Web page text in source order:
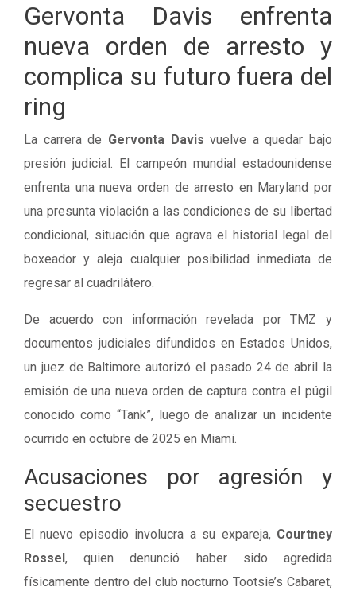
Gervonta Davis enfrenta
nueva orden de arresto y
complica su futuro fuera del
ring
La carrera de Gervonta Davis vuelve a quedar bajo
presión judicial. El campeón mundial estadounidense
enfrenta una nueva orden de arresto en Maryland por
una presunta violación a las condiciones de su libertad
condicional, situación que agrava el historial legal del
boxeador y aleja cualquier posibilidad inmediata de
regresar al cuadrilátero.
De acuerdo con información revelada por TMZ y
documentos judiciales difundidos en Estados Unidos,
un juez de Baltimore autorizó el pasado 24 de abril la
emisión de una nueva orden de captura contra el púgil
conocido como “Tank”, luego de analizar un incidente
ocurrido en octubre de 2025 en Miami.
Acusaciones por agresión y
secuestro
El nuevo episodio involucra a su expareja, Courtney
Rossel, quien denunció haber sido agredida
físicamente dentro del club nocturno Tootsie’s Cabaret,